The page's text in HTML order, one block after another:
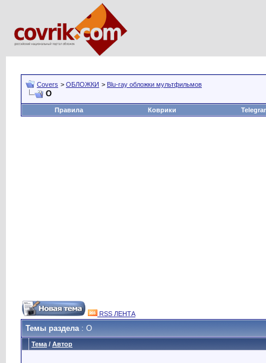
Covers > ОБЛОЖКИ > Blu-ray обложки мультфильмов
O
Правила Коврики
RSS ЛЕНТА
Темы раздела: O
Тема / Автор